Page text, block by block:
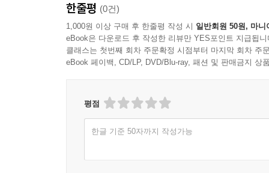
물질세계에서 이루어지는 수행은 과거-현재-미래
지금-여기에서 벌어지는 수행은 절단되지 않는다.
다. 때때로 수행은 시간을 압도하기도 한다. 이때
다중 채널만이 가진 관람객의 경험적 특징에 초
이러한 역사적 배경을 바탕으로 제작된 일련의
한줄평 (0건)
1,000원 이상 구매 후 한줄평 작성 시 일반회원 50원, 마니
eBook은 다운로드 후 작성한 리뷰만 YES포인트 지급됩니
클래스는 첫번째 회차 주문확정 시점부터 마지막 회차 주
eBook 페이백, CD/LP, DVD/Blu-ray, 패션 및 판매금지 상
평점
한글 기준 50자까지 작성가능